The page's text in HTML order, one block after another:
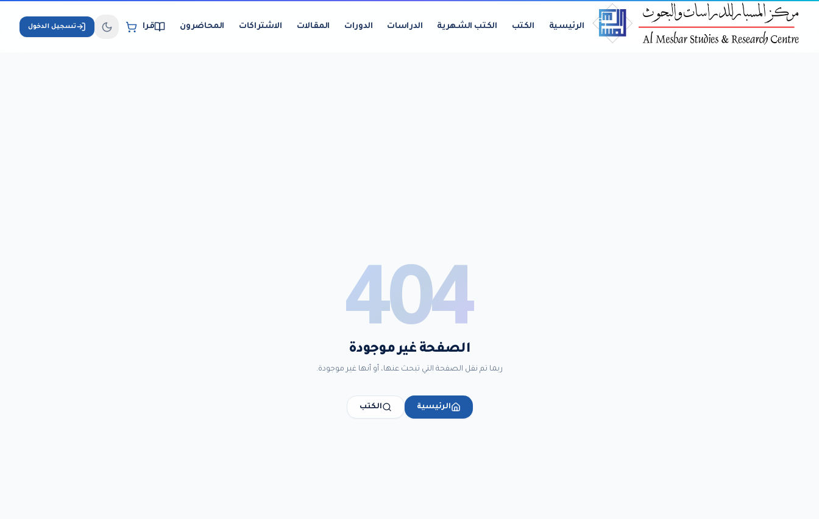
الرئيسية الكتب الكتب الشهرية الدراسات الدورات المقالات الاشتراكات المحاضرون قراءة الكتب الإلكترونيةتسجيل الدخول
404
الصفحة غير موجودة
ربما تم نقل الصفحة التي تبحث عنها، أو أنها غير موجودة.
الرئيسية الكتب